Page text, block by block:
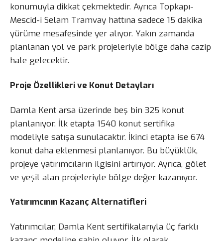
konumuyla dikkat çekmektedir. Ayrıca Topkapı-
Mescid-i Selam Tramvay hattına sadece 15 dakika
yürüme mesafesinde yer alıyor. Yakın zamanda
planlanan yol ve park projeleriyle bölge daha cazip
hale gelecektir.
Proje Özellikleri ve Konut Detayları
Damla Kent arsa üzerinde beş bin 325 konut
planlanıyor. İlk etapta 1540 konut sertifika
modeliyle satışa sunulacaktır. İkinci etapta ise 674
konut daha eklenmesi planlanıyor. Bu büyüklük,
projeye yatırımcıların ilgisini artırıyor. Ayrıca, gölet
ve yeşil alan projeleriyle bölge değer kazanıyor.
Yatırımcının Kazanç Alternatifleri
Yatırımcılar, Damla Kent sertifikalarıyla üç farklı